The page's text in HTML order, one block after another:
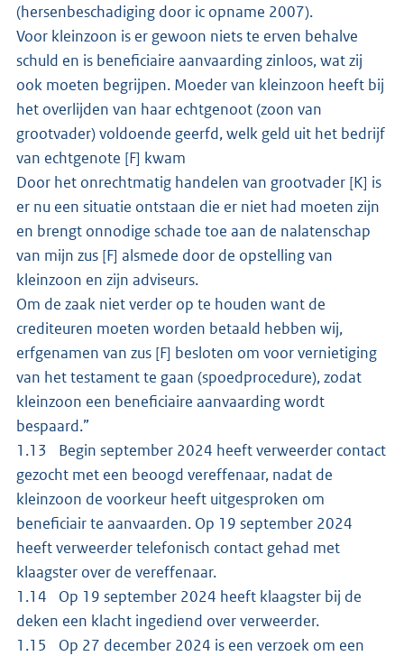
(hersenbeschadiging door ic opname 2007).
Voor kleinzoon is er gewoon niets te erven behalve
schuld en is beneficiaire aanvaarding zinloos, wat zij
ook moeten begrijpen. Moeder van kleinzoon heeft bij
het overlijden van haar echtgenoot (zoon van
grootvader) voldoende geerfd, welk geld uit het bedrijf
van echtgenote [F] kwam
Door het onrechtmatig handelen van grootvader [K] is
er nu een situatie ontstaan die er niet had moeten zijn
en brengt onnodige schade toe aan de nalatenschap
van mijn zus [F] alsmede door de opstelling van
kleinzoon en zijn adviseurs.
Om de zaak niet verder op te houden want de
crediteuren moeten worden betaald hebben wij,
erfgenamen van zus [F] besloten om voor vernietiging
van het testament te gaan (spoedprocedure), zodat
kleinzoon een beneficiaire aanvaarding wordt
bespaard.”
1.13 Begin september 2024 heeft verweerder contact
gezocht met een beoogd vereffenaar, nadat de
kleinzoon de voorkeur heeft uitgesproken om
beneficiair te aanvaarden. Op 19 september 2024
heeft verweerder telefonisch contact gehad met
klaagster over de vereffenaar.
1.14 Op 19 september 2024 heeft klaagster bij de
deken een klacht ingediend over verweerder.
1.15 Op 27 december 2024 is een verzoek om een